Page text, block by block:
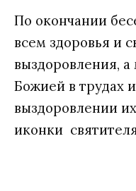
По окончании
всем здоровья и
выздоровления,
Божией в трудах
выздоровлении
иконки